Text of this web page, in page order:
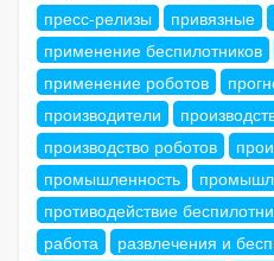
пресс-релизы
привязные
применение беспилотников
применение роботов
производители
производство роботов
промышленность
противодействие
работа
развлечения и